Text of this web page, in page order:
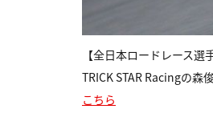
【全日本ロードレース
TRICK STAR Racingの
こちら